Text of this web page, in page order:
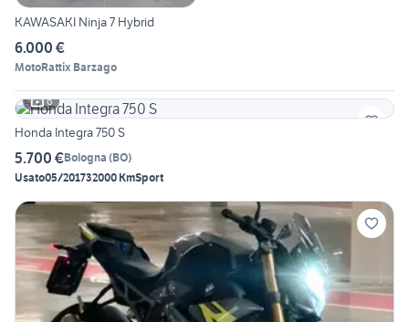
KAWASAKI Ninja 7 Hybrid
6.000 €
MotoRattix Barzago
6
Honda Integra 750 S
5.700 €Bologna (BO)
Usato05/201732000 KmSport